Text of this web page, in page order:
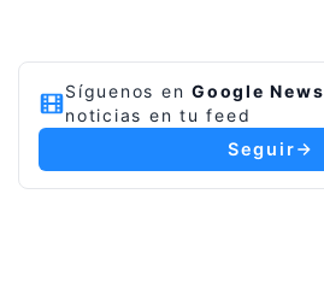
Síguenos en Google News
noticias en tu feed
Seguir